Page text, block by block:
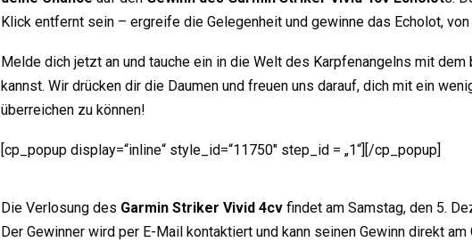
Klick entfernt sein – ergreife die Gelegenheit und gewinne das Echolot,
Melde dich jetzt an und tauche ein in die Welt des Karpfenangelns mit
kannst. Wir drücken dir die Daumen und freuen uns darauf, dich mit ein
überreichen zu können!
[cp_popup display=“inline“ style_id=“11750″ step_id = „1“][/cp_popup]
Die Verlosung des Garmin Striker Vivid 4cv findet am Samstag, den 5.
Der Gewinner wird per E-Mail kontaktiert und kann seinen Gewinn direkt